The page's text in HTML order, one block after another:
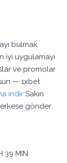
bulmak
iyi uygulamayı
ve promolar
— 1xbet
indir Sakın
gönder
39 MIN